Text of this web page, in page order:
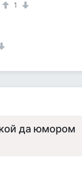
1
да юмором